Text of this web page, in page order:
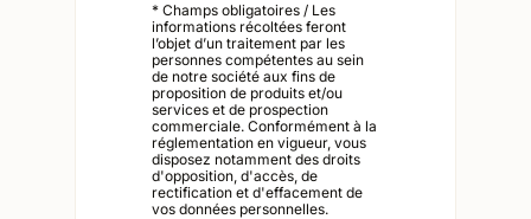
* Champs obligatoires / Les
informations récoltées feront
l’objet d’un traitement par les
personnes compétentes au sein
de notre société aux fins de
proposition de produits et/ou
services et de prospection
commerciale. Conformément à la
réglementation en vigueur, vous
disposez notamment des droits
d'opposition, d'accès, de
rectification et d'effacement de
vos données personnelles.